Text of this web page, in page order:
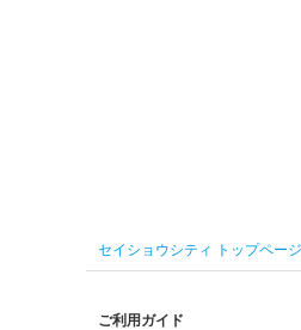
セイショウシティ トップページ
ご利用ガイド